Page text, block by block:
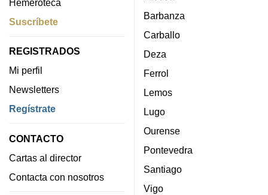
Hemeroteca
Suscríbete
REGISTRADOS
Mi perfil
Newsletters
Regístrate
CONTACTO
Cartas al director
Contacta con nosotros
Barbanza
Carballo
Deza
Ferrol
Lemos
Lugo
Ourense
Pontevedra
Santiago
Vigo